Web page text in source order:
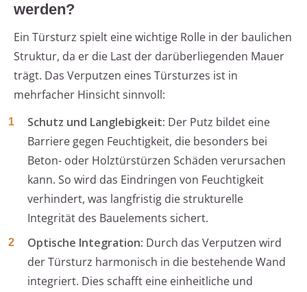
werden?
Ein Türsturz spielt eine wichtige Rolle in der baulichen
Struktur, da er die Last der darüberliegenden Mauer
trägt. Das Verputzen eines Türsturzes ist in
mehrfacher Hinsicht sinnvoll:
Schutz und Langlebigkeit: Der Putz bildet eine
Barriere gegen Feuchtigkeit, die besonders bei
Beton- oder Holztürstürzen Schäden verursachen
kann. So wird das Eindringen von Feuchtigkeit
verhindert, was langfristig die strukturelle
Integrität des Bauelements sichert.
Optische Integration: Durch das Verputzen wird
der Türsturz harmonisch in die bestehende Wand
integriert. Dies schafft eine einheitliche und